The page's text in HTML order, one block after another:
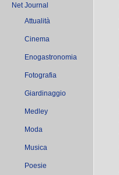
Net Journal
Attualità
Cinema
Enogastronomia
Fotografia
Giardinaggio
Medley
Moda
Musica
Poesie